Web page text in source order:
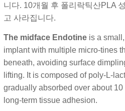
니다. 10개월 후 폴리락틱산PLA
고 사라집니다.
The midface Endotine is a
implant with multiple micro-tines
beneath, avoiding surface
lifting. It is composed of poly-L-
gradually absorbed over about
long-term tissue adhesion.